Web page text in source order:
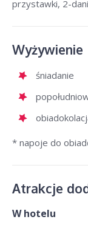
przystawki, 2-
Wyżywienie
śniadanie
* napoje do
Atrakcje
W hotelu